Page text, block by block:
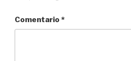
Comentario *